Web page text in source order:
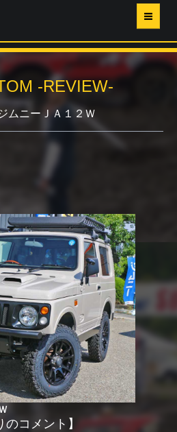
-REVIEW-
ムニーＪＡ１２Ｗ
のコメント】